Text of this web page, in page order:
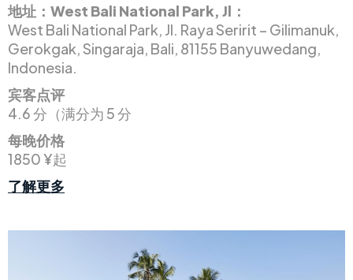
地址：West Bali National Park, Jl：
West Bali National Park, Jl. Raya Seririt – Gilimanuk,
Gerokgak, Singaraja, Bali, 81155 Banyuwedang,
Indonesia.
宾客点评
4.6 分（满分为 5 分
每晚价格
1850 ¥起
了解更多